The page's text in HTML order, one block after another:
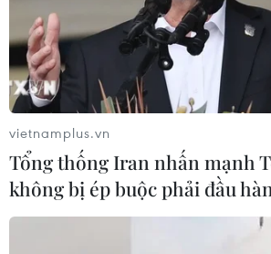
vietnamplus.vn
Tổng thống Iran nhấn mạnh
không bị ép buộc phải đầu